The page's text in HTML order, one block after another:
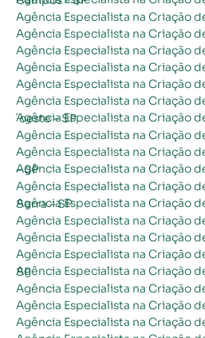
Agência Especialista na Criação
Agência Especialista na Criação
Agência Especialista na Criação
Agência Especialista na Criação
Agência Especialista na Criação
Agência Especialista na Criação
Agência Especialista na Criação de Site em Aparecida D´oeste – SP
Agência Especialista na Criação
Agência Especialista na Criação
Agência Especialista na Criação de Site em Araçariguama – SP
Agência Especialista na Criação
Agência Especialista na Criação de Site em Araçoiaba da Serra – SP
Agência Especialista na Criação
Agência Especialista na Criação
Agência Especialista na Criação
Agência Especialista na Criação de Site em Araraquara – SP
Agência Especialista na Criação
Agência Especialista na Criação
Agência Especialista na Criação